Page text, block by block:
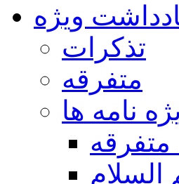
ویژه
تذكرات
متفرقه
نامه ها
متفرقه
السلام